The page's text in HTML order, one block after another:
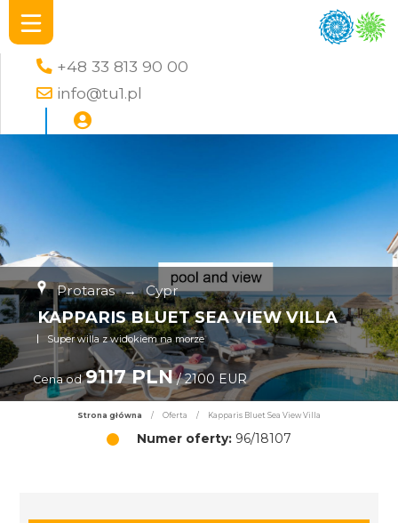
+48 33 813 90 00
info@tu1.pl
Protaras → Cypr
KAPPARIS BLUET SEA VIEW VILLA
Super willa z widokiem na morze
Cena od 9117 PLN/ 2100 EUR
Strona główna / Oferta / Kapparis Bluet Sea View Villa
Numer oferty: 96/18107